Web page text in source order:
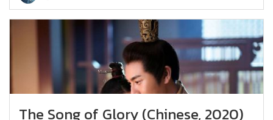
The Song of Glory (Chinese, 2020)